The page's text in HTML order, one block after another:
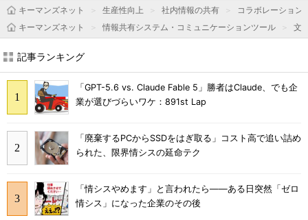
キーマンズネット 生産性向上 社内情報の共有
コラボレーション
キーマンズネット
情報共有システム・コミュニケーションツール 文
記事ランキング
「GPT-5.6 vs. Claude Fable 5」勝者はClaude、でも企
業が選びづらいワケ：891st Lap
「廃棄するPCからSSDをはぎ取る」コスト高で追い詰め
られた、限界情シスの延命テク
「情シスやめます」と言われたら――ある日突然「ゼロ
情シス」になった企業のその後